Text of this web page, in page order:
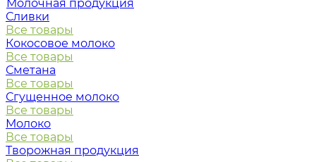
Молочная продукция
Сливки
Все товары
Кокосовое молоко
Все товары
Сметана
Все товары
Сгущенное молоко
Все товары
Молоко
Все товары
Творожная продукция